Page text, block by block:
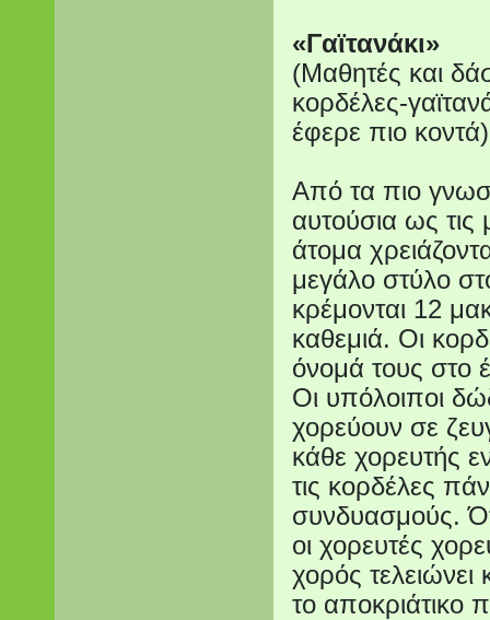
«Γαϊτανάκι»
(Μαθητές και
κορδέλες-
έφερε πιο
Από τα πιο
αυτούσια ως τις
άτομα
μεγάλο στύλο
κρέμονται 12
καθεμιά. Οι
όνομά τους στο
Οι υπόλοιποι
χορεύουν σε
κάθε χορευτής
τις κορδέλες
συνδυασμούς.
οι χορευτές
χορός τελειώνει
το αποκριάτικο